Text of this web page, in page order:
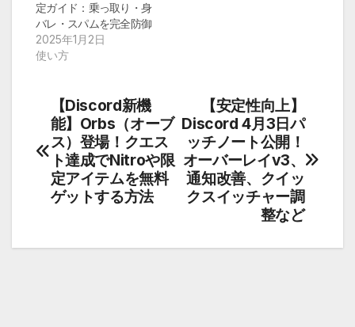
定ガイド：乗っ取り・身
バレ・スパムを完全防御
2025年1月2日
使い方
ビ
【安定性向上】
Discord 4月3日パ
ッチノート公開！
オーバーレイv3、
通知改善、クイッ
クスイッチャー調
整など
【Discord新機
能】Orbs（オーブ
ス）登場！クエス
ト達成でNitroや限
定アイテムを無料
ゲットする方法